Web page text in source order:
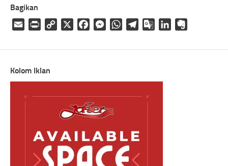
Bagikan
Email
Print
Copy
FacebookMessengerWhatsAppTelegramGoogleLinkedIn
Kolom Iklan